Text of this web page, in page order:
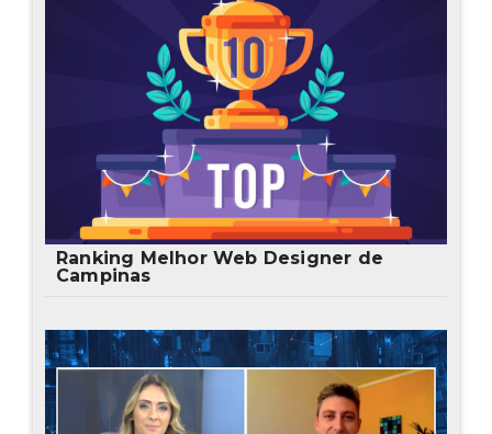
Ranking Melhor Web Designer de
Campinas